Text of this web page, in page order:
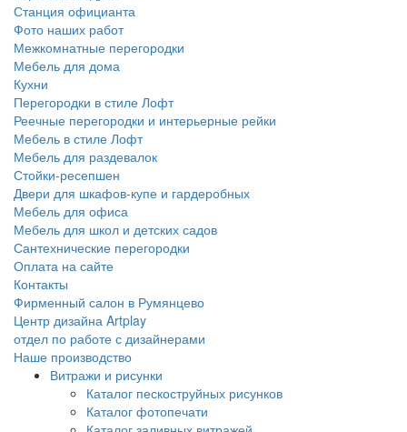
Станция официанта
Фото наших работ
Межкомнатные перегородки
Мебель для дома
Кухни
Перегородки в стиле Лофт
Реечные перегородки и интерьерные рейки
Мебель в стиле Лофт
Мебель для раздевалок
Стойки-ресепшен
Двери для шкафов-купе и гардеробных
Мебель для офиса
Мебель для школ и детских садов
Сантехнические перегородки
Оплата на сайте
Контакты
Фирменный салон в Румянцево
Центр дизайна Artplay
отдел по работе с дизайнерами
Наше производство
Витражи и рисунки
Каталог пескоструйных рисунков
Каталог фотопечати